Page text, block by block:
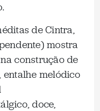
de Cintra,
mostra
construção de
entalhe melódico
doce,